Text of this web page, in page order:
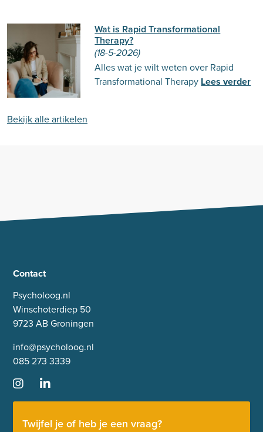
Wat is Rapid Transformational
Therapy?
(18-5-2026)
Alles wat je wilt weten over Rapid
Transformational Therapy Lees verder
Bekijk alle artikelen
Contact
Psycholoog.nl
Winschoterdiep 50
9723 AB Groningen
info@psycholoog.nl
085 273 3339
Twijfel je of heb je een vraag?